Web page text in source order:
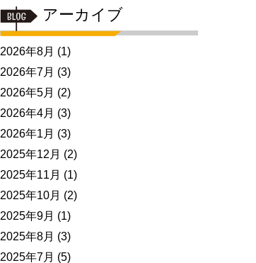
アーカイブ
2026年8月 (1)
2026年7月 (3)
2026年5月 (2)
2026年4月 (3)
2026年1月 (3)
2025年12月 (2)
2025年11月 (1)
2025年10月 (2)
2025年9月 (1)
2025年8月 (3)
2025年7月 (5)